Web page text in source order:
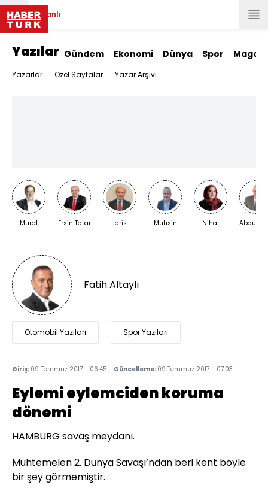
Canlı
Yazılar Gündem Ekonomi Dünya Spor
Yazarlar Özel Sayfalar Yazar Arşivi
Murat
Ersin Tatar
İdris
Muhsin
Nihal
Fatih Altaylı
Otomobil Yazıları Spor Yazıları
Giriş: 09 Temmuz 2017 - 06:45 Güncelleme: 09 Temmuz 2017 - 07:03
Eylemi eylemciden koruma
dönemi
HAMBURG savaş meydanı.
Muhtemelen 2. Dünya Savaşı’ndan beri kent böyle
bir şey görmemiştir.